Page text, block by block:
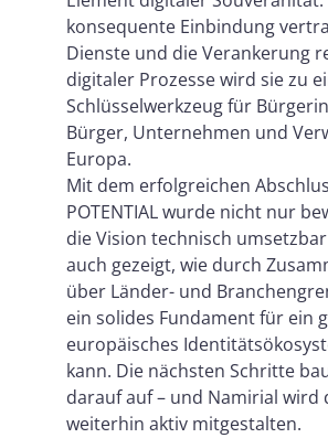
konsequente Einbindung
Dienste und die Verankerung
digitaler Prozesse wird sie zu
Schlüsselwerkzeug für
Bürger, Unternehmen und
Europa.
Mit dem erfolgreichen
POTENTIAL wurde nicht nur
die Vision technisch
auch gezeigt, wie durch
über Länder- und
ein solides Fundament für ein
europäisches
kann. Die nächsten Schritte
darauf auf – und Namirial wird
weiterhin aktiv mitgestalten.